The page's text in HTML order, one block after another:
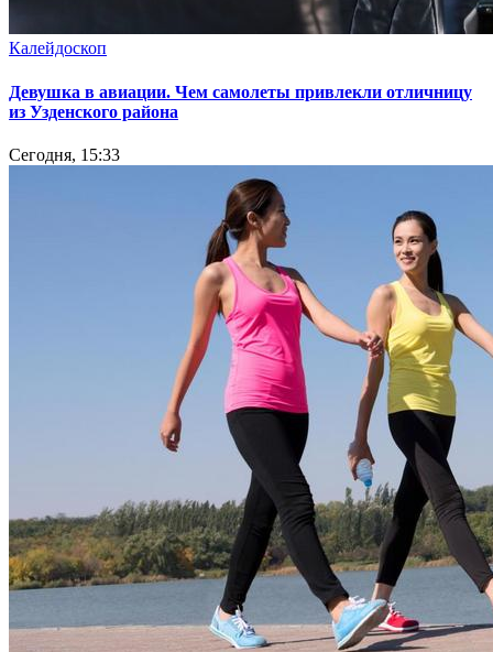
Калейдоскоп
Девушка в авиации. Чем самолеты привлекли отличницу
из Узденского района
Сегодня, 15:33